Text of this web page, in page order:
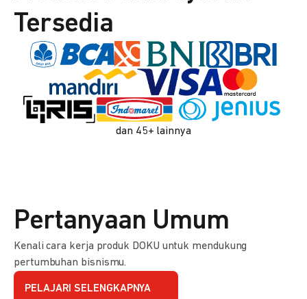
Tersedia
dan 45+ lainnya
Pertanyaan Umum
Kenali cara kerja produk DOKU untuk mendukung
pertumbuhan bisnismu.
PELAJARI SELENGKAPNYA